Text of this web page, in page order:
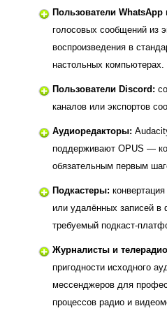
Пользователи WhatsApp
голосовых сообщений из
воспроизведения в
настольных компьютерах.
Пользователи Discord:
каналов или экспортов
Аудиоредакторы:
поддерживают OPUS —
обязательным первым
Подкастеры:
или удалённых записей в
требуемый подкаст-
Журналисты и
пригодности исходного
мессенджеров для
процессов радио и